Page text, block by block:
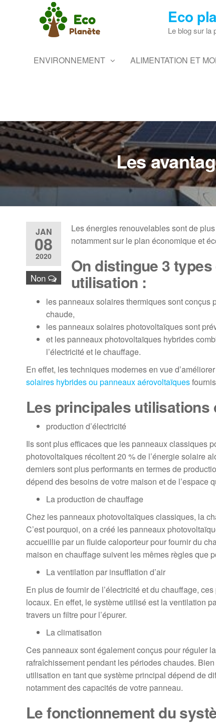
Eco
Le blog sur la
ENVIRONNEMENT ALIMENTATION ET
Les
JAN
08
2020
Non
Les énergies renouvelables sont de
notamment sur le plan économique et
On distingue 3
utilisation :
les panneaux solaires thermiques sont conçus
chaude,
les panneaux solaires photovoltaïques sont
et les panneaux photovoltaïques hybrides
l’électricité et le chauffage.
En effet, les techniques modernes en vue
solaires hybrides ou panneaux aérovoltaïques
Les principales utilisations
production d’électricité
Ils sont plus efficaces que les panneaux classiques
photovoltaïques récoltent 20 % de l’énergie solaire
derniers sont plus performants en termes de
dépend des besoins de votre maison et de l’espace
La production de chauffage
Chez les panneaux photovoltaïques classiques, la
C’est pourquoi, on a créé les panneaux
accueillie par un fluide caloporteur pour fournir du
maison en chauffage suivent les mêmes règles que
La ventilation par insufflation d’air
En plus de fournir de l’électricité et du chauffage,
locaux. En effet, le système utilisé est la ventilation
travers un filtre pour l’épurer.
La climatisation
Ces panneaux sont également conçus pour réguler
rafraîchissement pendant les périodes chaudes.
utilisation en tant que système principal dépend de
notamment des capacités de votre panneau.
Le fonctionnement du